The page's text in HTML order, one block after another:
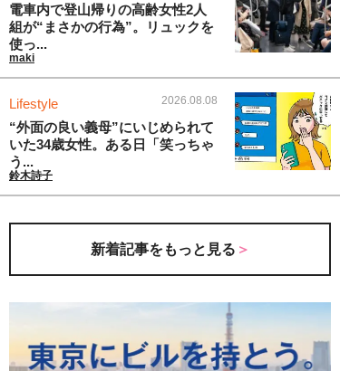
電車内で登山帰りの高齢女性2人
組が“まさかの行為”。リュックを
使っ...
maki
Lifestyle 2026.08.08
“外面の良い義母”にいじめられて
いた34歳女性。ある日「笑っちゃ
う...
鈴木詩子
新着記事をもっと見る